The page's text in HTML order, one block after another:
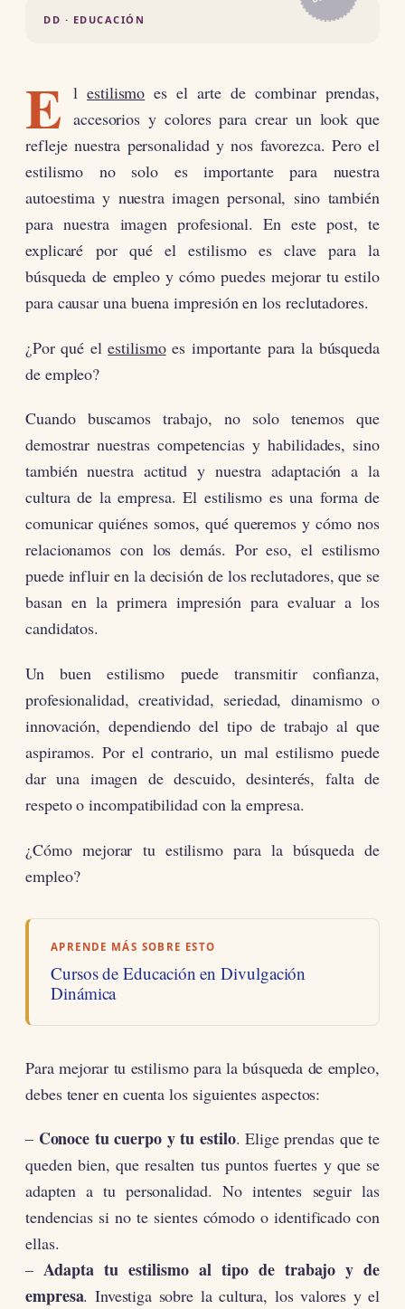
DD · EDUCACIÓN
E l estilismo es el arte de combinar prendas,
accesorios y colores para crear un look que
refleje nuestra personalidad y nos favorezca. Pero el
estilismo no solo es importante para nuestra
autoestima y nuestra imagen personal, sino también
para nuestra imagen profesional. En este post, te
explicaré por qué el estilismo es clave para la
búsqueda de empleo y cómo puedes mejorar tu estilo
para causar una buena impresión en los reclutadores.
¿Por qué elestilismoes importante para la búsqueda
de empleo?
Cuando buscamos trabajo, no solo tenemos que
demostrar nuestras competencias y habilidades, sino
también nuestra actitud y nuestra adaptación a la
cultura de la empresa. El estilismo es una forma de
comunicar quiénes somos, qué queremos y cómo nos
relacionamos con los demás. Por eso, el estilismo
puede influir en la decisión de los reclutadores, que se
basan en la primera impresión para evaluar a los
candidatos.
Un buen estilismo puede transmitir confianza,
profesionalidad, creatividad, seriedad, dinamismo o
innovación, dependiendo del tipo de trabajo al que
aspiramos. Por el contrario, un mal estilismo puede
dar una imagen de descuido, desinterés, falta de
respeto o incompatibilidad con la empresa.
¿Cómo mejorar tu estilismo para la búsqueda de
empleo?
APRENDE MÁS SOBRE ESTO
Cursos de Educación en Divulgación
Dinámica
Para mejorar tu estilismo para la búsqueda de empleo,
debes tener en cuenta los siguientes aspectos:
– Conoce tu cuerpo y tu estilo. Elige prendas que te
queden bien, que resalten tus puntos fuertes y que se
adapten a tu personalidad. No intentes seguir las
tendencias si no te sientes cómodo o identificado con
ellas.
–Adapta tu estilismo al tipo de trabajo y de
empresa. Investiga sobre la cultura, los valores y el